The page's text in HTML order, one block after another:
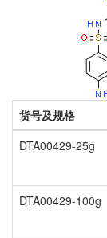
货号及规格
DTA00429-25g
DTA00429-100g